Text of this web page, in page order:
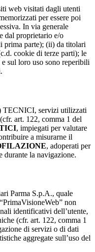
web visitati dagli utenti
per essere poi
In via generale
dal proprietario e/o
prima parte); (ii) da titolari
cookie di terze parti); le
sul loro uso sono reperibili
TECNICI, servizi utilizzati
art. 122, comma 1 del
, impiegati per valutare
a misurarne il
, adoperati per
durante la navigazione.
Parma S.p.A., quale
non
identificativi dell’utente,
(cfr. art. 122, comma 1
di servizi o di dati
aggregate sull’uso del